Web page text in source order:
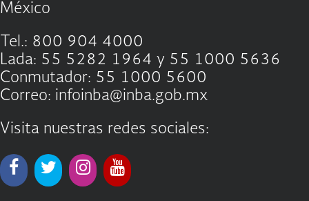
México
Tel.: 800 904 4000
Lada: 55 5282 1964 y 55 1000 5636
Conmutador: 55 1000 5600
Correo: infoinba@inba.gob.mx
Visita nuestras redes sociales: